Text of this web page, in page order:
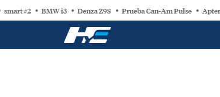
smart #2 BMW i3 Denza Z9S Prueba Can-Am Pulse